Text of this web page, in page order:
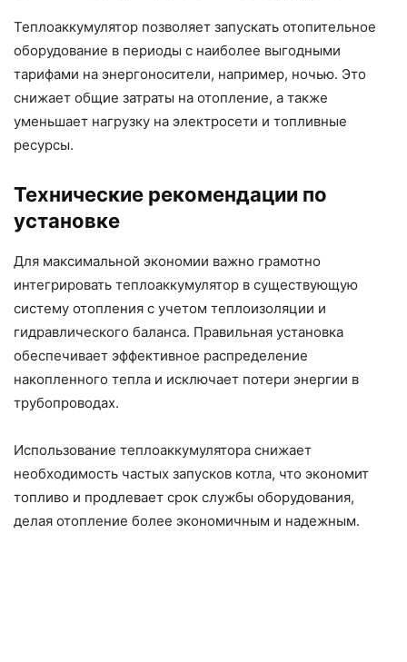
Теплоаккумулятор позволяет запускать отопительное
оборудование в периоды с наиболее выгодными
тарифами на энергоносители, например, ночью. Это
снижает общие затраты на отопление, а также
уменьшает нагрузку на электросети и топливные
ресурсы.
Технические рекомендации по
установке
Для максимальной экономии важно грамотно
интегрировать теплоаккумулятор в существующую
систему отопления с учетом теплоизоляции и
гидравлического баланса. Правильная установка
обеспечивает эффективное распределение
накопленного тепла и исключает потери энергии в
трубопроводах.
Использование теплоаккумулятора снижает
необходимость частых запусков котла, что экономит
топливо и продлевает срок службы оборудования,
делая отопление более экономичным и надежным.